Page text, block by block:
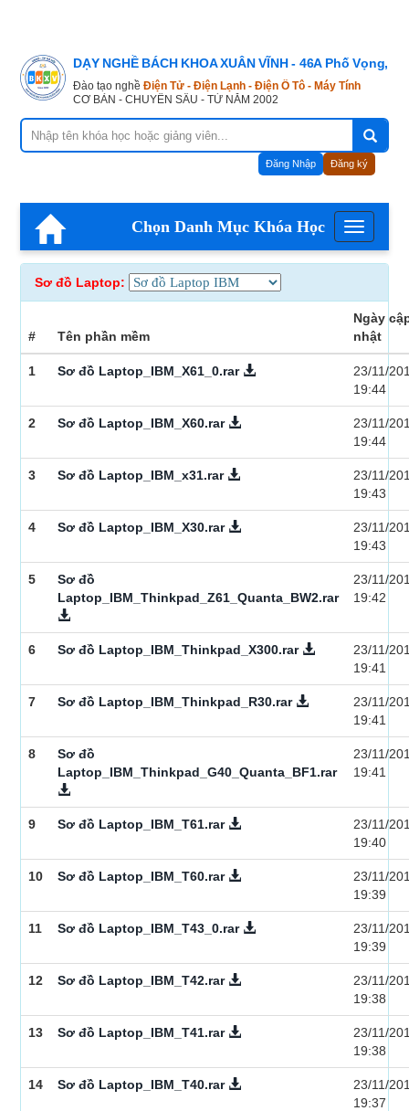
DẠY NGHỀ BÁCH KHOA XUÂN VĨNH - 46A Phố Vọng,
Đào tạo nghề Điện Tử - Điện Lạnh - Điện Ô Tô - Máy Tính
CƠ BẢN - CHUYÊN SÂU - TỪ NĂM 2002
Đăng Nhập Đăng ký
Menu
Chọn Danh Mục Khóa Học
Sơ đồ Laptop:
# Tên phần mềm
Ngày
nhật
1 Sơ đồ Laptop_IBM_X61_0.rar
23/11/
19:44
2 Sơ đồ Laptop_IBM_X60.rar
23/11/
19:44
3 Sơ đồ Laptop_IBM_x31.rar
23/11/
19:43
4 Sơ đồ Laptop_IBM_X30.rar
23/11/
19:43
5
Sơ đồ
Laptop_IBM_Thinkpad_Z61_Quanta_BW2.rar
23/11/
19:42
6 Sơ đồ Laptop_IBM_Thinkpad_X300.rar
23/11/
19:41
7 Sơ đồ Laptop_IBM_Thinkpad_R30.rar
23/11/
19:41
8
Sơ đồ
Laptop_IBM_Thinkpad_G40_Quanta_BF1.rar
23/11/
19:41
9 Sơ đồ Laptop_IBM_T61.rar
23/11/
19:40
10 Sơ đồ Laptop_IBM_T60.rar
23/11/
19:39
11 Sơ đồ Laptop_IBM_T43_0.rar
23/11/
19:39
12 Sơ đồ Laptop_IBM_T42.rar
23/11/
19:38
13 Sơ đồ Laptop_IBM_T41.rar
23/11/
19:38
14 Sơ đồ Laptop_IBM_T40.rar
23/11/
19:37